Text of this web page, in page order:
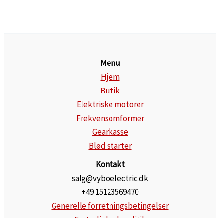
Menu
Hjem
Butik
Elektriske motorer
Frekvensomformer
Gearkasse
Blød starter
Kontakt
salg@vyboelectric.dk
+49 15123569470
Generelle forretningsbetingelser